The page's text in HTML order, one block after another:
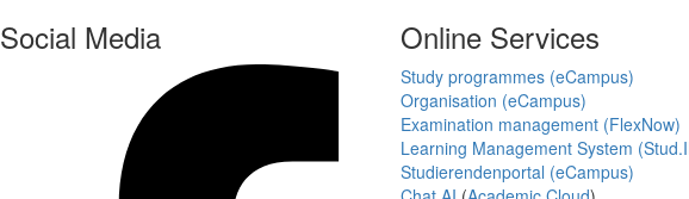
Social Media Online Services
Study programmes (eCampus)
Organisation (eCampus)
Examination management (FlexNow)
Learning Management System
Studierendenportal (eCampus)